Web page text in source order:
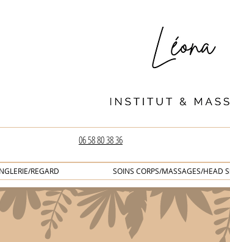
06 58 80 38 36
REGARD SOINS CORPS/MASSAGES/HEAD